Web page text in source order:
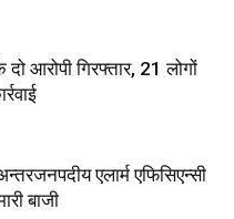
दो आरोपी गिरफ्तार, 21 लोगों
एलार्म एफिसिएन्सी
बाजी